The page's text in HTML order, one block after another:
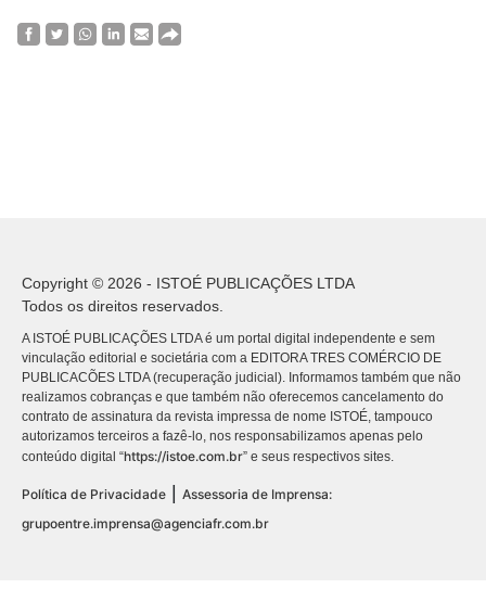
Copyright © 2026 - ISTOÉ PUBLICAÇÕES LTDA
Todos os direitos reservados.
A ISTOÉ PUBLICAÇÕES LTDA é um portal digital independente e sem
vinculação editorial e societária com a EDITORA TRES COMÉRCIO DE
PUBLICACÕES LTDA (recuperação judicial). Informamos também que não
realizamos cobranças e que também não oferecemos cancelamento do
contrato de assinatura da revista impressa de nome ISTOÉ, tampouco
autorizamos terceiros a fazê-lo, nos responsabilizamos apenas pelo
conteúdo digital “https://istoe.com.br” e seus respectivos sites.
Política de Privacidade
Assessoria de Imprensa:
grupoentre.imprensa@agenciafr.com.br